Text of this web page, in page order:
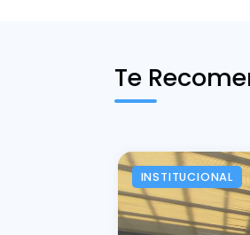
Te
INSTITUCIONAL